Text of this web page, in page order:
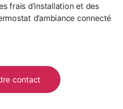
frais d’installation et des
d’ambiance connecté
contact